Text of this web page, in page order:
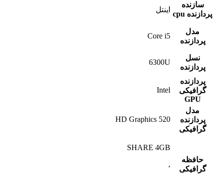
سازنده
پردازنده cpu
اینتل
مدل
پردازنده
Core i5
نسل
پردازنده
6300U
پردازنده
گرافیکی
GPU
Intel
مدل
پردازنده
گرافیکی
HD Graphics 520
حافظه
گرافیکی
SHARE 4GB
,